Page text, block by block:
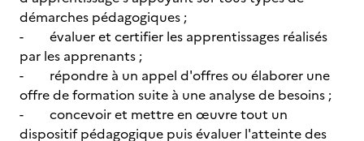
démarches pédagogiques ;
- évaluer et certifier les apprentissages réalisés
par les apprenants ;
- répondre à un appel d'offres ou élaborer une
offre de formation suite à une analyse de besoins ;
- concevoir et mettre en œuvre tout un
dispositif pédagogique puis évaluer l'atteinte des